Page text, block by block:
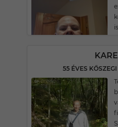
55 ÉVES